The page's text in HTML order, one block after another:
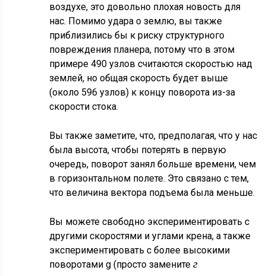
воздухе, это довольно плохая новость для
нас. Помимо удара о землю, вы также
приблизились бы к риску структурного
повреждения планера, потому что в этом
примере 490 узлов считаются скоростью над
землей, но общая скорость будет выше
(около 596 узлов) к концу поворота из-за
скорости стока.
Вы также заметите, что, предполагая, что у нас
была высота, чтобы потерять в первую
очередь, поворот занял больше времени, чем
в горизонтальном полете. Это связано с тем,
что величина вектора подъема была меньше.
Вы можете свободно экспериментировать с
другими скоростями и углами крена, а также
экспериментировать с более высокими
поворотами g (просто заменитег